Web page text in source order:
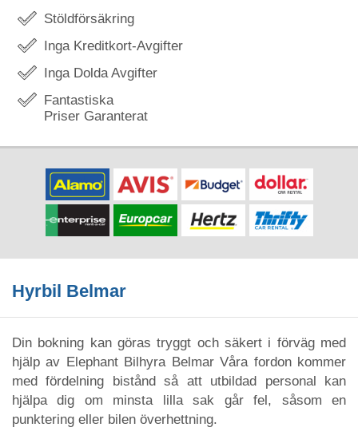
Stöldförsäkring
Inga Kreditkort-Avgifter
Inga Dolda Avgifter
Fantastiska
Priser Garanterat
Hyrbil Belmar
Din bokning kan göras tryggt och säkert i förväg med
hjälp av Elephant Bilhyra Belmar Våra fordon kommer
med fördelning bistånd så att utbildad personal kan
hjälpa dig om minsta lilla sak går fel, såsom en
punktering eller bilen överhettning.